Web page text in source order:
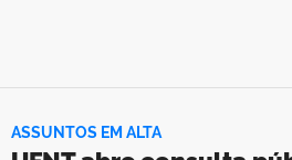
ASSUNTOS EM ALTA